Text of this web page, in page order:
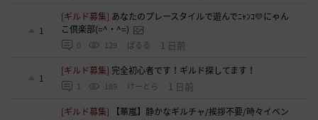
1
[ギルド募集] あなたのプレースタイルで遊んでﾆｬﾝｺ💛にゃん
こ倶楽部(=^・^=)
0 129 ぱるる 1 日前
1
[ギルド募集] 完全初心者です！ギルド探してます！
1 189 けーとら 1 日前
[ギルド募集]
【華嵐】静かなギルチャ/挨拶不要/時々イベン